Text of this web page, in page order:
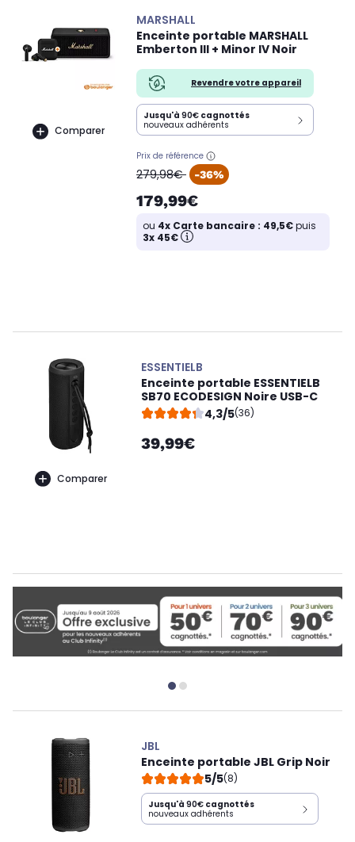
Comparer
MARSHALL
Enceinte portable MARSHALL
Emberton III + Minor IV Noir
Revendre votre appareil
Jusqu'à 90€ cagnottés
nouveaux adhérents
Prix de référence
oldPrice
279,98€ -36%
179,99€
ou 4x Carte bancaire : 49,5€puis
3x 45€
Comparer
ESSENTIELB
Enceinte portable ESSENTIELB
SB70 ECODESIGN Noire USB-C
4,3/5(36)
39,99€
JBL
Enceinte portable JBL Grip Noir
5/5(8)
Jusqu'à 90€ cagnottés
nouveaux adhérents